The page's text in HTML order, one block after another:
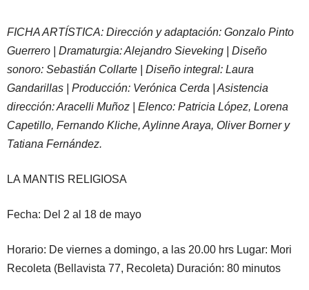
FICHA ARTÍSTICA: Dirección y adaptación: Gonzalo Pinto
Guerrero | Dramaturgia: Alejandro Sieveking | Diseño
sonoro: Sebastián Collarte | Diseño integral: Laura
Gandarillas | Producción: Verónica Cerda | Asistencia
dirección: Aracelli Muñoz | Elenco: Patricia López, Lorena
Capetillo, Fernando Kliche, Aylinne Araya, Oliver Borner y
Tatiana Fernández.
LA MANTIS RELIGIOSA
Fecha: Del 2 al 18 de mayo
Horario: De viernes a domingo, a las 20.00 hrs Lugar: Mori
Recoleta (Bellavista 77, Recoleta) Duración: 80 minutos